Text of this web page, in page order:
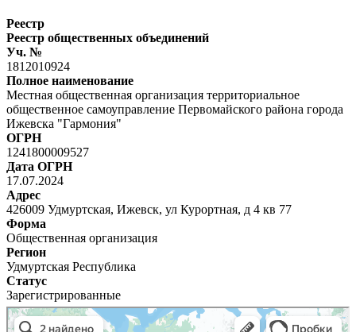
Реестр
Реестр общественных объединений
Уч. №
1812010924
Полное наименование
Местная общественная организация территориальное
общественное самоуправление Первомайского района города
Ижевска "Гармония"
ОГРН
1241800009527
Дата ОГРН
17.07.2024
Адрес
426009 Удмуртская, Ижевск, ул Курортная, д 4 кв 77
Форма
Общественная организация
Регион
Удмуртская Республика
Статус
Зарегистрированные